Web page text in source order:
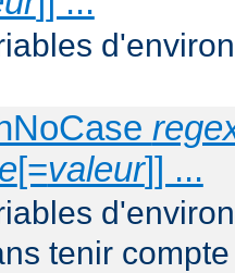
[=valeur]] ...
tenir